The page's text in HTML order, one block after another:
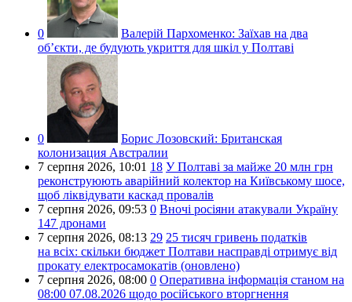
0 Валерій Пархоменко: Заїхав на два
об’єкти, де будують укриття для шкіл у Полтаві
0 Борис Лозовский: Британская
колонизация Австралии
7 серпня 2026, 10:01 18 У Полтаві за майже 20 млн грн
реконструюють аварійний колектор на Київському шосе,
щоб ліквідувати каскад провалів
7 серпня 2026, 09:53 0 Вночі росіяни атакували Україну
147 дронами
7 серпня 2026, 08:13 29 25 тисяч гривень податків
на всіх: скільки бюджет Полтави насправді отримує від
прокату електросамокатів (оновлено)
7 серпня 2026, 08:00 0 Оперативна інформація станом на
08:00 07.08.2026 щодо російського вторгнення